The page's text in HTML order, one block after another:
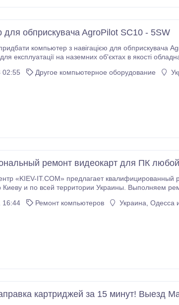
для oбпpискувaчa AgroPilot SC10 - 5SW
компьютер з навігацією для обприскувача
експлуатації на наземних об'єктах в якості
02:55
Другое компьютерное оборудование
ремонт видеокарт для ПК
IT.COM» предлагает квалифицированный ремонт видеокарт, материнских
и по всей территории Украины. Выполняем ремонт
видеопамяти; • апгрейд/
16:44 Ремонт компьютеров Украина, Одесса
картриджей за 15 минут! Выезд